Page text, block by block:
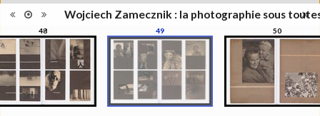
Wojciech Zamecznik : la photographie sous
48 49 50